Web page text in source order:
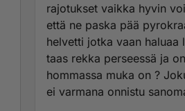
rajotukset vaikka hyvin
että ne paska pää
helvetti jotka vaan haluaa
taas rekka perseessä ja
hommassa muka on ?
ei varmana onnistu